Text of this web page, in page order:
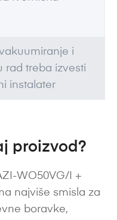
i
rad treba izvesti
instalater
proizvod?
WO50VG/I +
najviše smisla za
boravke,